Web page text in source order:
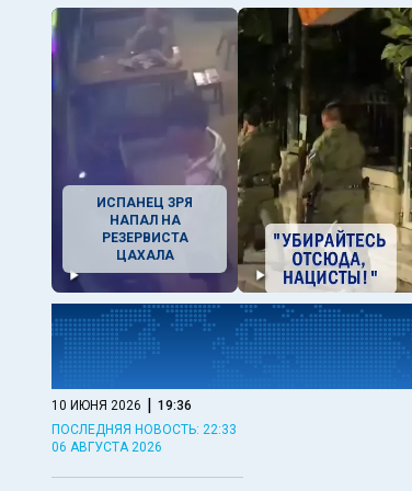
ИСПАНЕЦ ЗРЯ
НАПАЛ НА
РЕЗЕРВИСТА
ЦАХАЛА
10 ИЮНЯ 2026 | 19:36
ПОСЛЕДНЯЯ НОВОСТЬ: 22:33
06 АВГУСТА 2026